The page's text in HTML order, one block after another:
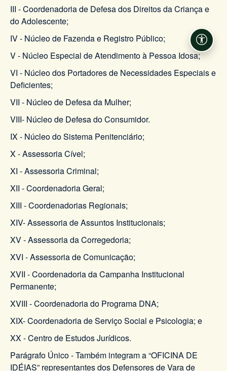
III - Coordenadoria de Defesa dos Direitos da Criança e
do Adolescente;
IV - Núcleo de Fazenda e Registro Público;
V - Núcleo Especial de Atendimento à Pessoa Idosa;
VI - Núcleo dos Portadores de Necessidades Especiais e
Deficientes;
VII - Núcleo de Defesa da Mulher;
VIII- Núcleo de Defesa do Consumidor.
IX - Núcleo do Sistema Penitenciário;
X - Assessoria Cível;
XI - Assessoria Criminal;
XII - Coordenadoria Geral;
XIII - Coordenadorias Regionais;
XIV- Assessoria de Assuntos Institucionais;
XV - Assessoria da Corregedoria;
XVI - Assessoria de Comunicação;
XVII - Coordenadoria da Campanha Institucional
Permanente;
XVIII - Coordenadoria do Programa DNA;
XIX- Coordenadoria de Serviço Social e Psicologia; e
XX - Centro de Estudos Jurídicos.
Parágrafo Único - Também integram a “OFICINA DE
IDÉIAS” representantes dos Defensores de Vara de